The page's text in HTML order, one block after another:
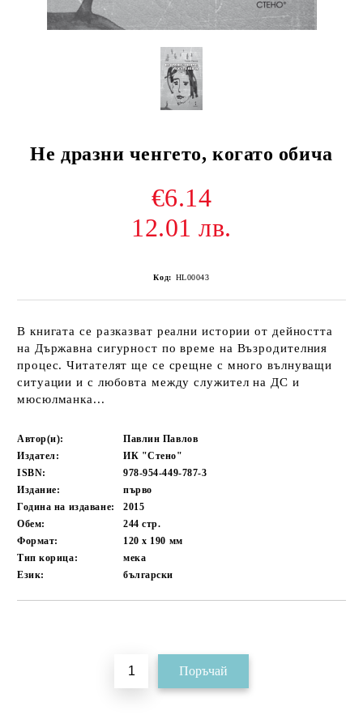
Не дразни ченгето, когато обича
€6.14
12.01 лв.
Код: HL00043
В книгата се разказват реални истории от дейността
на Държавна сигурност по време на Възродителния
процес. Читателят ще се срещне с много вълнуващи
ситуации и с любовта между служител на ДС и
мюсюлманка...
Автор(и):
Павлин Павлов
Издател:
ИК "Стено"
ISBN:
978-954-449-787-3
Издание:
първо
Година на издаване:
2015
Обем:
244стр.
Формат:
120 x 190 мм
Тип корица:
мека
Език:
български